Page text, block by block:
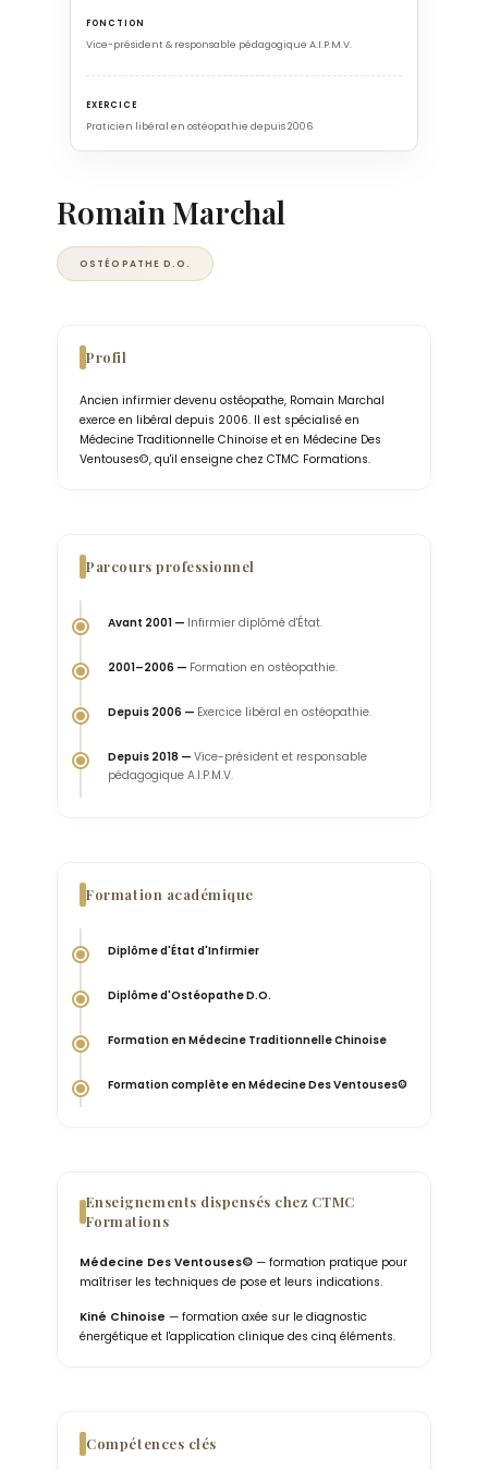
FONCTION
Vice-président & responsable pédagogique A.I.P.M.V.
EXERCICE
Praticien libéral en ostéopathie depuis 2006
Romain Marchal
OSTÉOPATHE D.O.
Profil
Ancien infirmier devenu ostéopathe, Romain Marchal
exerce en libéral depuis 2006. Il est spécialisé en
Médecine Traditionnelle Chinoise et en Médecine Des
Ventouses©, qu'il enseigne chez CTMC Formations.
Parcours professionnel
Avant 2001 — Infirmier diplômé d'État.
2001–2006 — Formation en ostéopathie.
Depuis 2006 — Exercice libéral en ostéopathie.
Depuis 2018 —Vice-président et responsable
pédagogique A.I.P.M.V.
Formation académique
Diplôme d'État d'Infirmier
Diplôme d'Ostéopathe D.O.
Formation en Médecine Traditionnelle Chinoise
Formation complète en Médecine Des Ventouses©
Enseignements dispensés chez CTMC
Formations
Médecine Des Ventouses© — formation pratique pour
maîtriser les techniques de pose et leurs indications.
Kiné Chinoise — formation axée sur le diagnostic
énergétique et l'application clinique des cinq éléments.
Compétences clés